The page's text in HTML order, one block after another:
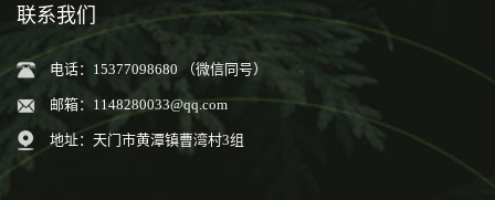
联系我们
电话：15377098680 （微信同号）
邮箱： 1148280033@qq.com
地址：天门市黄潭镇曹湾村3组